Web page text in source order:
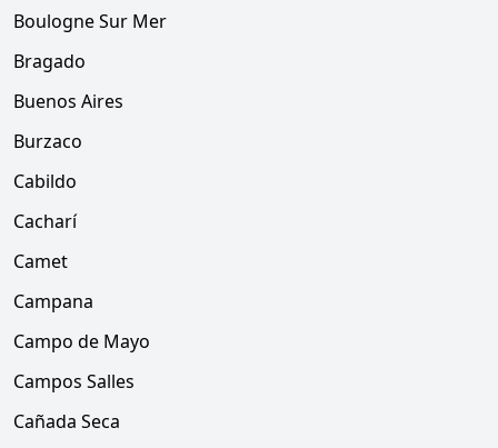
Boulogne Sur Mer
Bragado
Buenos Aires
Burzaco
Cabildo
Cacharí
Camet
Campana
Campo de Mayo
Campos Salles
Cañada Seca